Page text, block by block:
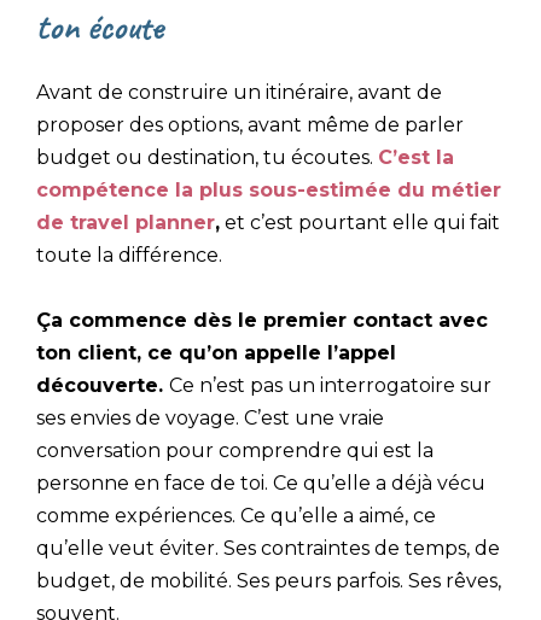
ton écoute
Avant de construire un itinéraire, avant de
proposer des options, avant même de parler
budget ou destination, tu écoutes. C’est la
compétence la plus sous-estimée du métier
de travel planner, et c’est pourtant elle qui fait
toute la différence.
Ça commence dès le premier contact avec
ton client, ce qu’on appelle l’appel
découverte. Ce n’est pas un interrogatoire sur
ses envies de voyage. C’est une vraie
conversation pour comprendre qui est la
personne en face de toi. Ce qu’elle a déjà vécu
comme expériences. Ce qu’elle a aimé, ce
qu’elle veut éviter. Ses contraintes de temps, de
budget, de mobilité. Ses peurs parfois. Ses rêves,
souvent.